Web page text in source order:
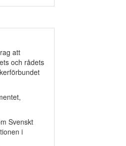
att
och rådets
Svenskt
i